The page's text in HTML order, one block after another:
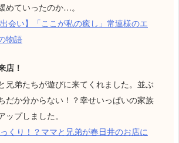
めていったのか…。
出会い】「ここが私の癒し」常連様のエ
物語
店！
兄弟たちが遊びに来てくれました。並ぶ
だか分からない！？幸せいっぱいの家族
プしました。
っくり！？ママと兄弟が春日井のお店に